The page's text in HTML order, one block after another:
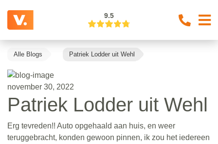
9.5
Alle Blogs Patriek Lodder uit Wehl
november 30, 2022
Patriek Lodder uit Wehl
Erg tevreden!! Auto opgehaald aan huis, en weer
teruggebracht, konden gewoon pinnen, ik zou het iedereen